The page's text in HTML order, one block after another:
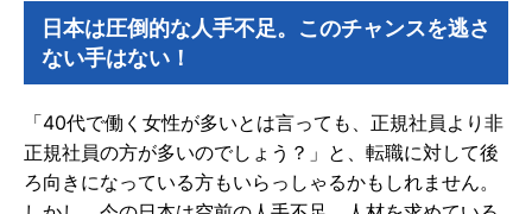
日本は圧倒的な人手不足。このチャンスを逃さ
ない手はない！
「40代で働く女性が多いとは言っても、正規社員より非
正規社員の方が多いのでしょう？」と、転職に対して後
ろ向きになっている方もいらっしゃるかもしれません。